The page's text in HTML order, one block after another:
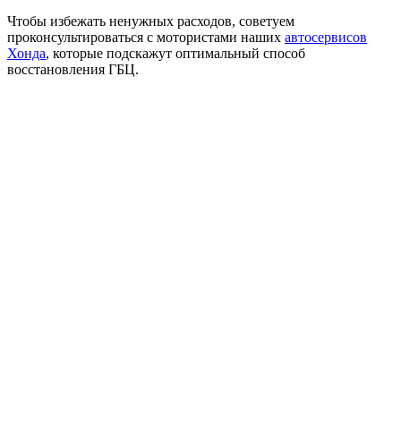
Чтобы избежать ненужных расходов, советуем
проконсультироваться с мотористами наших автосервисов
Хонда, которые подскажут оптимальный способ
восстановления ГБЦ.